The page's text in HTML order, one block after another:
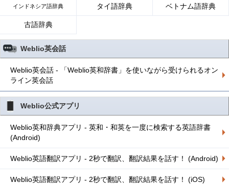
インドネシア語辞典 タイ語辞典 ベトナム語辞典
古語辞典
Weblio英会話
Weblio英会話 - 「Weblio英和辞書」を使いながら受けられるオン
ライン英会話
Weblio公式アプリ
Weblio英和辞典アプリ - 英和・和英を一度に検索する英語辞書
(Android)
Weblio英語翻訳アプリ - 2秒で翻訳、翻訳結果を話す！ (Android)
Weblio英語翻訳アプリ - 2秒で翻訳、翻訳結果を話す！ (iOS)